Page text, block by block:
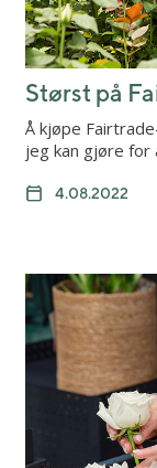
Størst på
Å kjøpe
jeg kan gjøre
4.08.2022